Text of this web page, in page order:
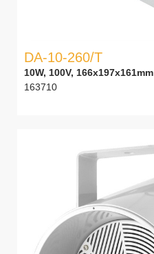
DA-10-260/T
10W, 100V, 166x197x161mm
163710